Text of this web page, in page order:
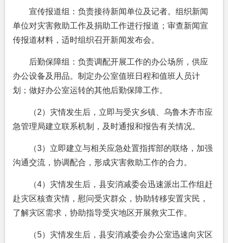
宣传报道组：负责接待新闻单位及记者。组织新闻
单位对灾害救助工作及捐助工作进行报道；审查新闻宣
传报道材料，适时组织召开新闻发布会。
后勤保障组：负责调配开展工作的办公场所，供应
办公设备及用品。制定办公室值班日程和值班人员计
划；做好办公室运转的其他后勤保障工作。
（2）灾情发生后，立即与受灾乡镇、乌鲁木齐市应
急管理局建立联系机制，及时通报和报告有关情况。
（3）立即建立与相关应急处置指挥部的联络，加强
沟通交流，协调配合，形成灾害救助工作的合力。
（4）灾情发生后，县安消减委会迅速派出工作组赶
赴灾区核查灾情，慰问受灾群众，协助转移安置灾民，
了解灾区需求，协助指导受灾地区开展救灾工作。
（5）灾情发生后，县安消减委会办公室迅速向灾区